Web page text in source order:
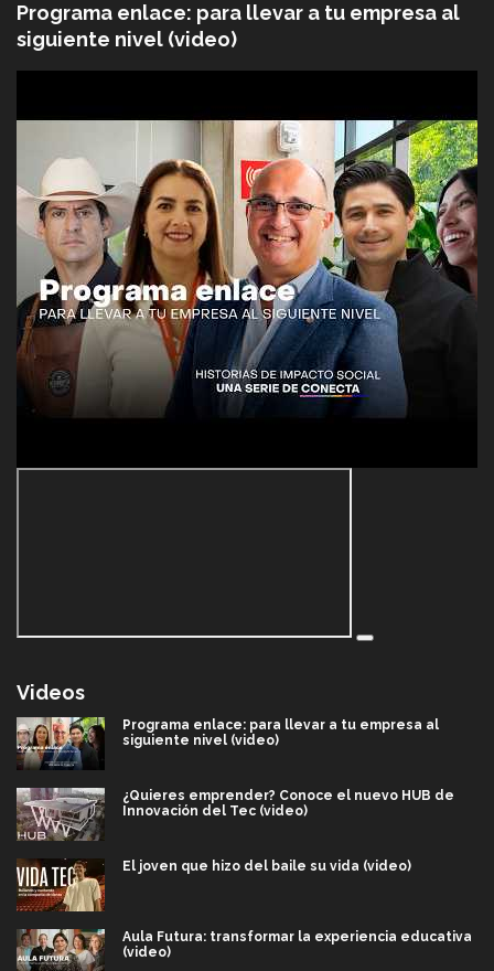
Programa enlace: para llevar a tu empresa al
siguiente nivel (video)
Videos
Programa enlace: para llevar a tu empresa al
siguiente nivel (video)
¿Quieres emprender? Conoce el nuevo HUB de
Innovación del Tec (video)
El joven que hizo del baile su vida (video)
Aula Futura: transformar la experiencia educativa
(video)